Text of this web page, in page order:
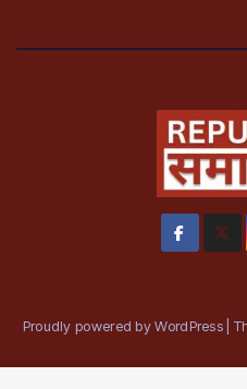
Proudly powered by WordPress